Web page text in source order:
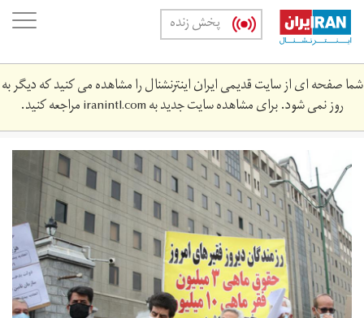
Skip
main
content
پخش زنده
شما صفحه ای از سایت قدیمی ایران اینترنشنال را مشاهده می کنید که دیگر به
روز نمی شود. برای مشاهده سایت جدید بهiranintl.comمراجعه کنید.
11.jpg